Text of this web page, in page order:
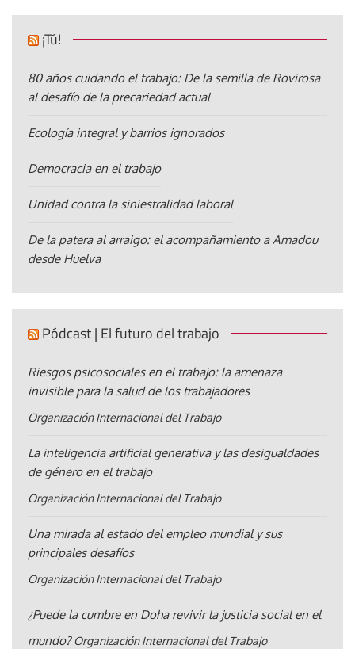
¡Tú!
80 años cuidando el trabajo: De la semilla de Rovirosa
al desafío de la precariedad actual
Ecología integral y barrios ignorados
Democracia en el trabajo
Unidad contra la siniestralidad laboral
De la patera al arraigo: el acompañamiento a Amadou
desde Huelva
Pódcast | El futuro del trabajo
Riesgos psicosociales en el trabajo: la amenaza
invisible para la salud de los trabajadores
Organización Internacional del Trabajo
La inteligencia artificial generativa y las desigualdades
de género en el trabajo
Organización Internacional del Trabajo
Una mirada al estado del empleo mundial y sus
principales desafíos
Organización Internacional del Trabajo
¿Puede la cumbre en Doha revivir la justicia social en el
mundo? Organización Internacional del Trabajo